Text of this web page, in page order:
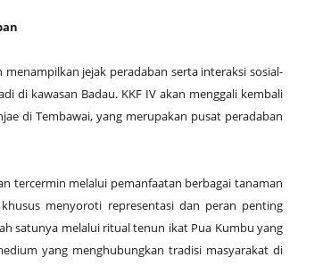
jejak peradaban serta interaksi sosial-
di kawasan Badau. KKF IV akan menggali kembali
di Tembawai, yang merupakan pusat peradaban
tercermin melalui pemanfaatan berbagai tanaman
menyoroti representasi dan peran penting
satunya melalui ritual tenun ikat Pua Kumbu yang
yang menghubungkan tradisi masyarakat di